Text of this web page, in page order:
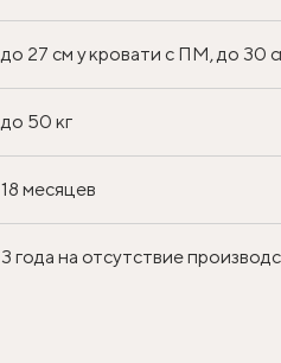
до 27 см у кровати с ПМ, до 30
до 50 кг
18 месяцев
3 года на отсутствие